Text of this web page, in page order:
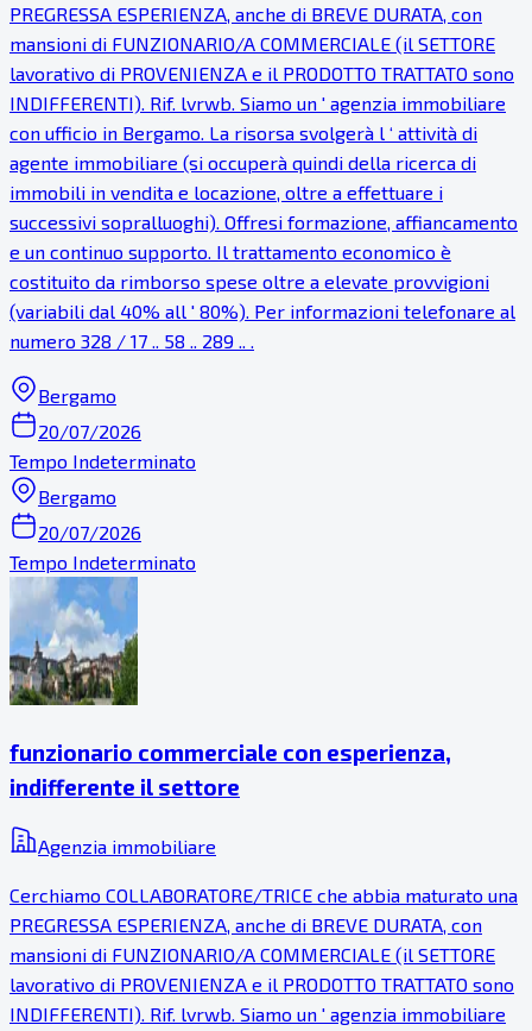
PREGRESSA ESPERIENZA, anche di BREVE DURATA, con
mansioni di FUNZIONARIO/A COMMERCIALE (il SETTORE
lavorativo di PROVENIENZA e il PRODOTTO TRATTATO sono
INDIFFERENTI). Rif. lvrwb. Siamo un ' agenzia immobiliare
con ufficio in Bergamo. La risorsa svolgerà l ‘ attività di
agente immobiliare (si occuperà quindi della ricerca di
immobili in vendita e locazione, oltre a effettuare i
successivi sopralluoghi). Offresi formazione, affiancamento
e un continuo supporto. Il trattamento economico è
costituito da rimborso spese oltre a elevate provvigioni
(variabili dal 40% all ' 80%). Per informazioni telefonare al
numero 328 / 17 .. 58 .. 289 .. .
Bergamo
20/07/2026
Tempo Indeterminato
Bergamo
20/07/2026
Tempo Indeterminato
funzionario commerciale con esperienza,
indifferente il settore
Agenzia immobiliare
Cerchiamo COLLABORATORE/TRICE che abbia maturato una
PREGRESSA ESPERIENZA, anche di BREVE DURATA, con
mansioni di FUNZIONARIO/A COMMERCIALE (il SETTORE
lavorativo di PROVENIENZA e il PRODOTTO TRATTATO sono
INDIFFERENTI). Rif. lvrwb. Siamo un ' agenzia immobiliare